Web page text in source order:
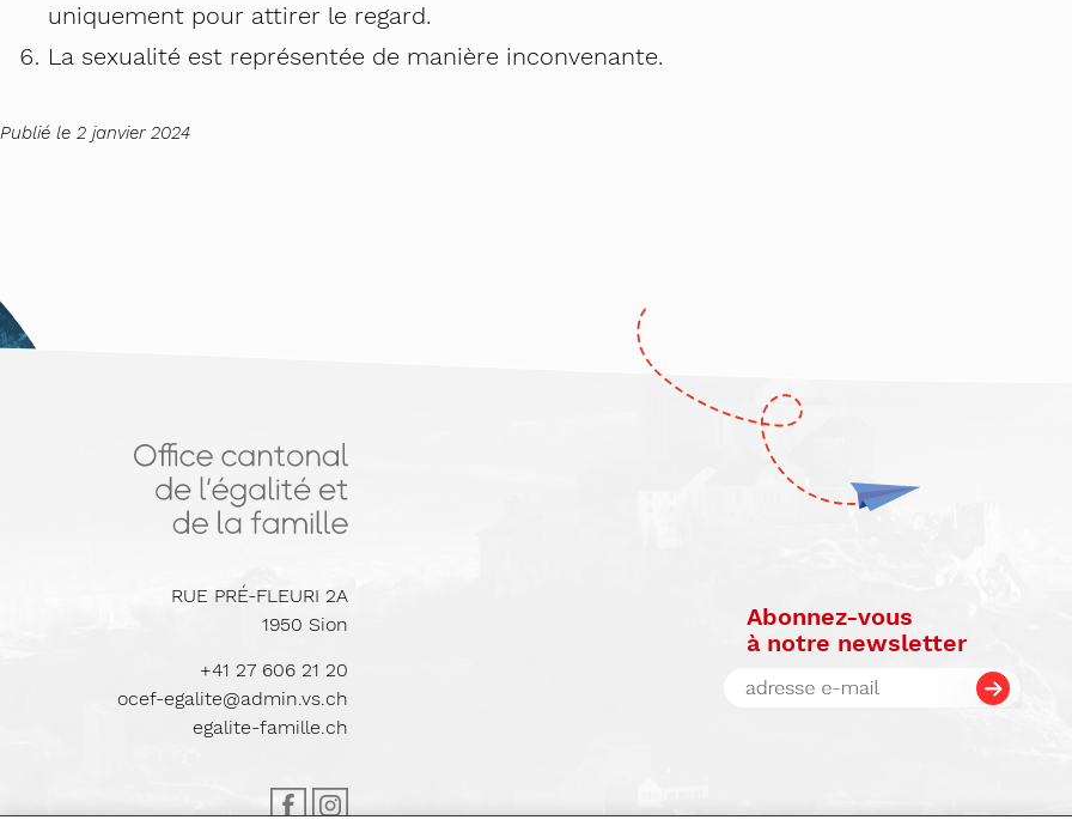
uniquement pour attirer le regard.
La sexualité est représentée de manière inconvenante.
Publié le 2 janvier 2024
RUE PRÉ-FLEURI 2A
1950 Sion
+41 27 606 21 20
ocef-egalite@admin.vs.ch
egalite-famille.ch
Abonnez-vous
à notre newsletter